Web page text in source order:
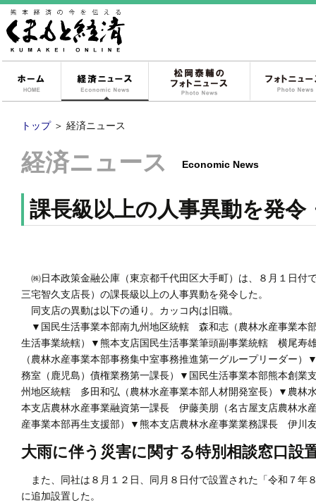
経済ニュース
トップ ＞ 経済ニュース
経済ニュース Economic News
課長級以上の人事異動を発令
㈱日本政策金融公庫（東京都千代田区大手町）は、８月１日付
三宅智久支店長）の課長級以上の人事異動を発令した。
同支店の異動は以下の通り。カッコ内は旧職。
▼国民生活事業本部南九州地区統轄 森和志（農林水産事業本
生活事業統轄）▼熊本支店国民生活事業筆頭副事業統轄 横尾寿
（農林水産事業本部事務集中室事務推進第一グループリーダー
務室（鹿児島）債権業務第一課長）▼国民生活事業本部熊本創
州地区統轄 多田和弘（農林水産事業本部人材開発室長）▼農林
本支店農林水産事業融資第一課長 伊藤美朋（名古屋支店農林
産事業本部再生支援部）▼熊本支店農林水産事業業務課長 伊川
大雨に伴う災害に関する特別相談窓口設
また、同社は８月１２日、同月８日付で設置された「令和７年
に追加設置した。